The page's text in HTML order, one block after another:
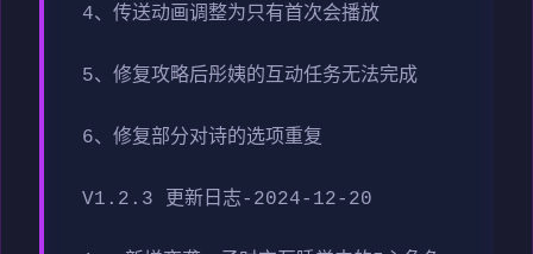
4、传送动画调整为只有首次会播放
5、修复攻略后彤姨的互动任务无法完成
6、修复部分对诗的选项重复
V1.2.3 更新日志-2024-12-20